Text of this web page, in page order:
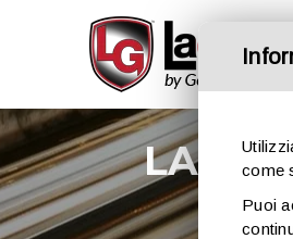
LA
come
Puoi